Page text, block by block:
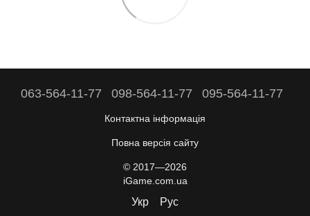
063-564-11-77 098-564-11-77 095-564-11-77
Контактна інформація
Повна версія сайту
© 2017—2026
iGame.com.ua
Укр Рус